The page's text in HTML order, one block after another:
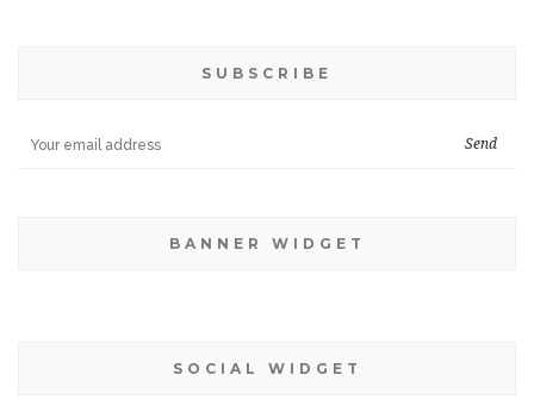
SUBSCRIBE
BANNER WIDGET
SOCIAL WIDGET